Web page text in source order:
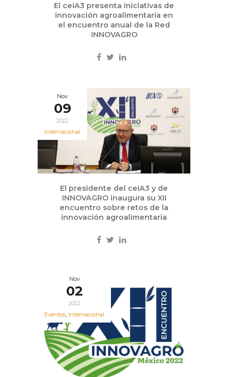
El ceiA3 presenta iniciativas de
innovación agroalimentaria en
el encuentro anual de la Red
INNOVAGRO
Nov
09
2022
Internacional
El presidente del ceiA3 y de
INNOVAGRO inaugura su XII
encuentro sobre retos de la
innovación agroalimentaria
Nov
02
2022
Eventos, Internacional